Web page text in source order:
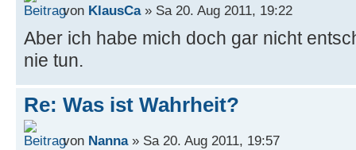
von KlausCa» Sa 20. Aug 2011, 19:22
Aber ich habe mich doch gar nicht
nie tun.
Re: Was ist Wahrheit?
von Nanna» Sa 20. Aug 2011, 19:57